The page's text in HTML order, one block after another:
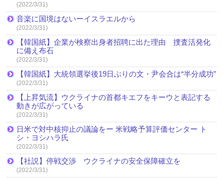
(2022/3/31)
音楽に国境はないーイスラエルから
(2022/3/31)
【韓国紙】企業が検察出身者招聘に出た理由 捜査活発化
に備え布石
(2022/3/31)
【韓国紙】大統領選挙後19日ぶりの文・尹会合は“半分成功”
(2022/3/31)
【上昇気流】ウクライナの首都キエフをキーウと表記する
動きが広がっている
(2022/3/31)
日米で対中核抑止の議論をー 米戦略予算評価センター ト
シ・ヨシハラ氏
(2022/3/31)
【社説】停戦交渉 ウクライナの安全保障確立を
(2022/3/31)